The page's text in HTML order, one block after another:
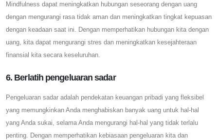
Mindfulness dapat meningkatkan hubungan seseorang dengan uang
dengan mengurangi rasa tidak aman dan meningkatkan tingkat kepuasan
dengan keadaan saat ini. Dengan memperhatikan hubungan kita dengan
uang, kita dapat mengurangi stres dan meningkatkan kesejahteraan
finansial kita secara keseluruhan.
6. Berlatih pengeluaran sadar
Pengeluaran sadar adalah pendekatan keuangan pribadi yang fleksibel
yang memungkinkan Anda menghabiskan banyak uang untuk hal-hal
yang Anda sukai, selama Anda mengurangi hal-hal yang tidak terlalu
penting. Dengan memperhatikan kebiasaan pengeluaran kita dan